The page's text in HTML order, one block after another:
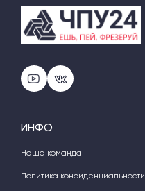
ИНФО
Наша команда
Политика конфиденциальности